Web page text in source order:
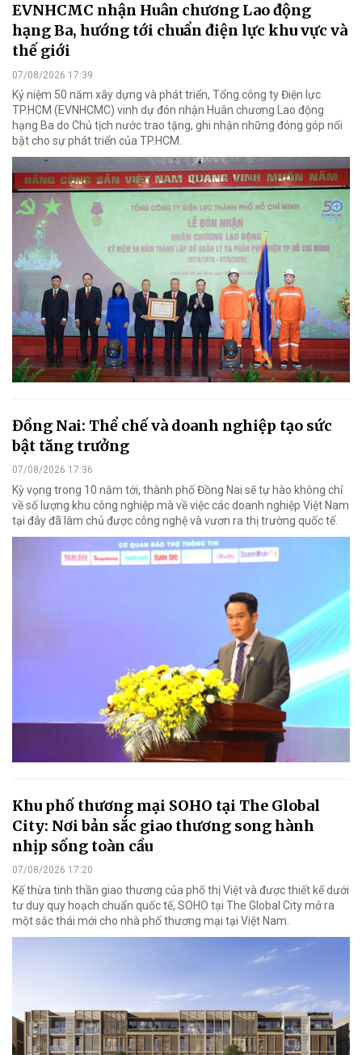
EVNHCMC nhận Huân chương Lao động
hạng Ba, hướng tới chuẩn điện lực khu vực và
thế giới
07/08/2026 17:39
Kỷ niệm 50 năm xây dựng và phát triển, Tổng công ty Điện lực
TP.HCM (EVNHCMC) vinh dự đón nhận Huân chương Lao động
hạng Ba do Chủ tịch nước trao tặng, ghi nhận những đóng góp nổi
bật cho sự phát triển của TP.HCM.
Đồng Nai: Thể chế và doanh nghiệp tạo sức
bật tăng trưởng
07/08/2026 17:36
Kỳ vọng trong 10 năm tới, thành phố Đồng Nai sẽ tự hào không chỉ
về số lượng khu công nghiệp mà về việc các doanh nghiệp Việt Nam
tại đây đã làm chủ được công nghệ và vươn ra thị trường quốc tế.
Khu phố thương mại SOHO tại The Global
City: Nơi bản sắc giao thương song hành
nhịp sống toàn cầu
07/08/2026 17:20
Kế thừa tinh thần giao thương của phố thị Việt và được thiết kế dưới
tư duy quy hoạch chuẩn quốc tế, SOHO tại The Global City mở ra
một sắc thái mới cho nhà phố thương mại tại Việt Nam.